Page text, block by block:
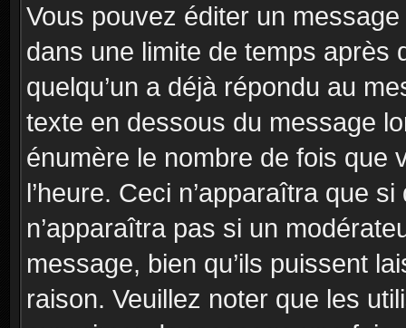
Vous pouvez éditer un
dans une limite de temps après
quelqu’un a déjà répondu au
texte en dessous du message
énumère le nombre de fois que
l’heure. Ceci n’apparaîtra que
n’apparaîtra pas si un
message, bien qu’ils puissent
raison. Veuillez noter que les